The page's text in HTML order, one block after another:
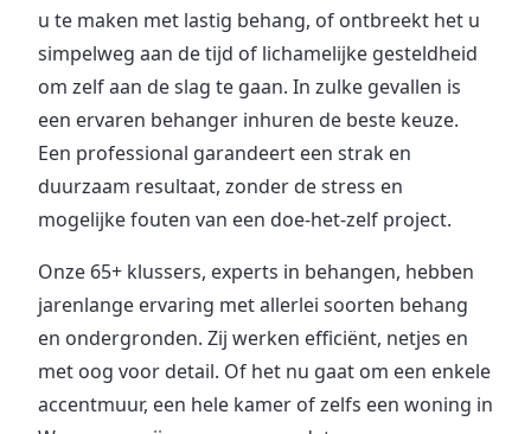
u te maken met lastig behang, of ontbreekt het u
simpelweg aan de tijd of lichamelijke gesteldheid
om zelf aan de slag te gaan. In zulke gevallen is
een ervaren behanger inhuren de beste keuze.
Een professional garandeert een strak en
duurzaam resultaat, zonder de stress en
mogelijke fouten van een doe-het-zelf project.
Onze 65+ klussers, experts in behangen, hebben
jarenlange ervaring met allerlei soorten behang
en ondergronden. Zij werken efficiënt, netjes en
met oog voor detail. Of het nu gaat om een enkele
accentmuur, een hele kamer of zelfs een woning in